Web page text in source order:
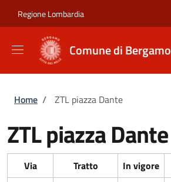
Regione Lombardia
Comune di Bergamo
Briciole di pane
Home / ZTL piazza Dante
ZTL piazza Dante
Via Tratto In vigore